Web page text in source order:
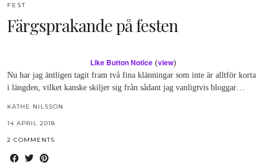
FEST
Färgsprakande på festen
Like Button Notice(view)
Nu har jag äntligen tagit fram två fina klänningar som inte är alltför korta
i längden, vilket kanske skiljer sig från sådant jag vanligtvis bloggar…
KÄTHE NILSSON
14 APRIL 2018
2 COMMENTS